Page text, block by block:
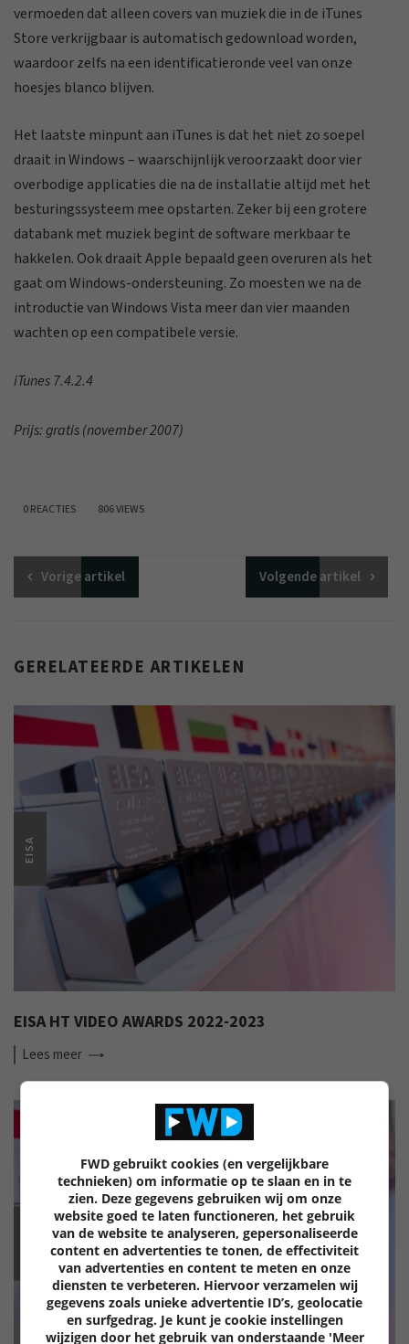
vermoeden dat alleen covers van muziek die in de iTunes
Store verkrijgbaar is automatisch gedownload worden,
waardoor zelfs na een identificatieronde veel van onze
hoesjes blanco blijven.
Het laatste minpunt aan iTunes is dat het niet zo soepel
draait in Windows – waarschijnlijk veroorzaakt door vier
overbodige applicaties die na de installatie altijd met het
besturingssysteem mee opstarten. Zeker bij een grotere
databank met muziek begint de software merkbaar te
hakkelen. Ook draait Apple bepaald geen overuren als het
gaat om Windows-ondersteuning. Zo moesten we na de
introductie van Windows Vista meer dan vier maanden
wachten op een compatibele versie.
iTunes 7.4.2.4
Prijs: gratis (november 2007)
0 REACTIES 806 VIEWS
Vorigeartikel Volgendeartikel
GERELATEERDE ARTIKELEN
EISA
EISA HT VIDEO AWARDS 2022-2023
Lees meer
FWD gebruikt cookies (en vergelijkbare
technieken) om informatie op te slaan en in te
zien. Deze gegevens gebruiken wij om onze
website goed te laten functioneren, het gebruik
van de website te analyseren, gepersonaliseerde
content en advertenties te tonen, de effectiviteit
van advertenties en content te meten en onze
diensten te verbeteren. Hiervoor verzamelen wij
gegevens zoals unieke advertentie ID’s, geolocatie
en surfgedrag. Je kunt je cookie instellingen
wijzigen door het gebruik van onderstaande 'Meer